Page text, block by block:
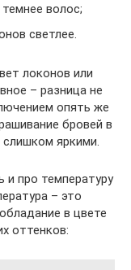
волос;
светлее.
локонов или
– разница не
опять же
бровей в
яркими.
про температуру
– это
в цвете
оттенков: